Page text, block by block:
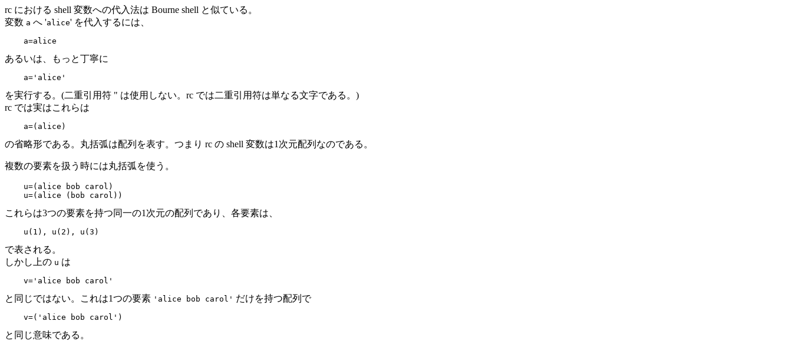
rc における shell 変数への代入法は Bourne shell と似ている。
変数 a へ 'alice' を代入するには、
あるいは、もっと丁寧に
を実行する。(二重引用符 " は使用しない。rc では二重引用符は単なる文字である。)
rc では実はこれらは
の省略形である。丸括弧は配列を表す。つまり rc の shell 変数は1次元配列なのである。
複数の要素を扱う時には丸括弧を使う。
u=(alice bob carol)
これらは3つの要素を持つ同一の1次元の配列であり、各要素は、
で表される。
しかし上の u は
と同じではない。これは1つの要素 'alice bob carol' だけを持つ配列で
と同じ意味である。